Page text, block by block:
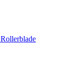
Rollerblade